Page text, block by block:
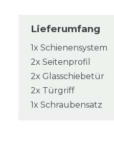
Lieferumfang
1x Schienensystem
2x Seitenprofil
2x Glasschiebetür
2x Türgriff
1x Schraubensatz